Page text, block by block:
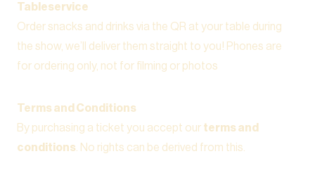
Tableservice
Order snacks and drinks via the QR at your table during
the show, we’ll deliver them straight to you! Phones are
for ordering only, not for filming or photos
Terms and Conditions
By purchasing a ticket you accept our terms and
conditions . No rights can be derived from this.